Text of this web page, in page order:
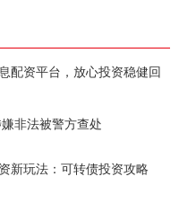
配资平台，放心投资稳健回
非法被警方查处
新玩法：可转债投资攻略